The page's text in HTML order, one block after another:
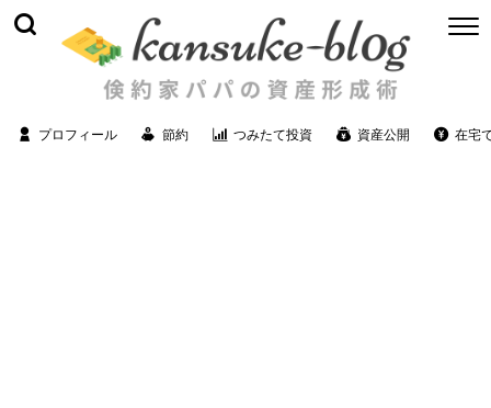
プロフィール 節約 つみたて投資 資産公開 在宅